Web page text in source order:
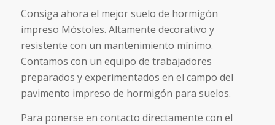
Consiga ahora el mejor suelo de hormigón
impreso Móstoles. Altamente decorativo y
resistente con un mantenimiento mínimo.
Contamos con un equipo de trabajadores
preparados y experimentados en el campo del
pavimento impreso de hormigón para suelos.
Para ponerse en contacto directamente con el